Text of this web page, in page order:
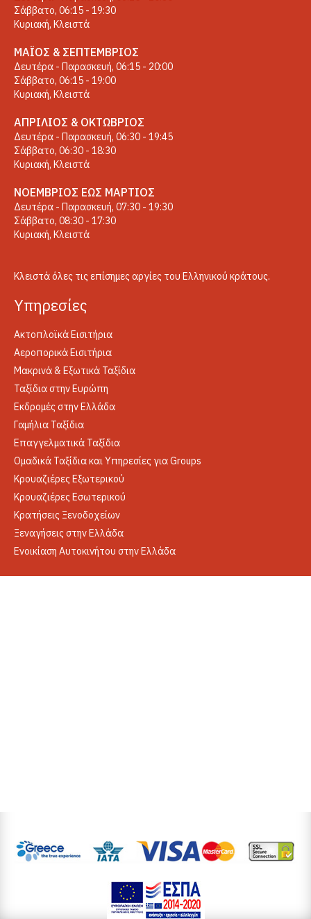
Σάββατο, 06:15 - 19:30
Κυριακή, Κλειστά
ΜΆΙΟΣ & ΣΕΠΤΈΜΒΡΙΟΣ
Δευτέρα - Παρασκευή, 06:15 - 20:00
Σάββατο, 06:15 - 19:00
Κυριακή, Κλειστά
ΑΠΡΊΛΙΟΣ & ΟΚΤΏΒΡΙΟΣ
Δευτέρα - Παρασκευή, 06:30 - 19:45
Σάββατο, 06:30 - 18:30
Κυριακή, Κλειστά
ΝΟΈΜΒΡΙΟΣ ΈΩΣ ΜΆΡΤΙΟΣ
Δευτέρα - Παρασκευή, 07:30 - 19:30
Σάββατο, 08:30 - 17:30
Κυριακή, Κλειστά
Κλειστά όλες τις επίσημες αργίες του Ελληνικού κράτους.
Yπηρεσίες
Ακτοπλοϊκά Εισιτήρια
Αεροπορικά Εισιτήρια
Μακρινά & Εξωτικά Ταξίδια
Ταξίδια στην Ευρώπη
Εκδρομές στην Ελλάδα
Γαμήλια Ταξίδια
Επαγγελματικά Ταξίδια
Ομαδικά Ταξίδια και Υπηρεσίες για Groups
Κρουαζιέρες Εξωτερικού
Κρουαζιέρες Εσωτερικού
Κρατήσεις Ξενοδοχείων
Ξεναγήσεις στην Ελλάδα
Ενοικίαση Αυτοκινήτου στην Ελλάδα